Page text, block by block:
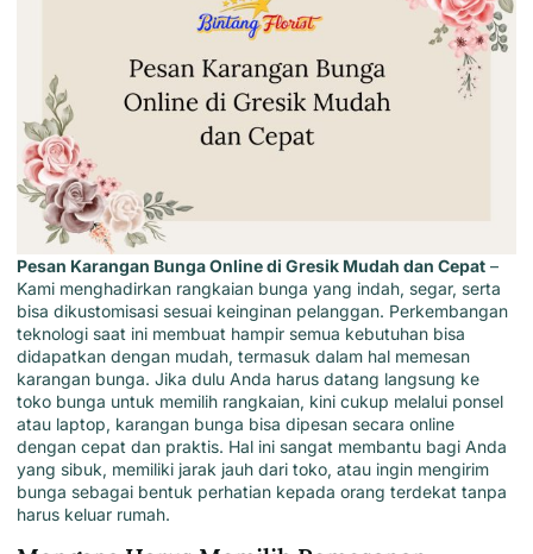
Pesan Karangan Bunga Online di Gresik Mudah dan Cepat –
Kami menghadirkan rangkaian bunga yang indah, segar, serta
bisa dikustomisasi sesuai keinginan pelanggan. Perkembangan
teknologi saat ini membuat hampir semua kebutuhan bisa
didapatkan dengan mudah, termasuk dalam hal memesan
karangan bunga. Jika dulu Anda harus datang langsung ke
toko bunga untuk memilih rangkaian, kini cukup melalui ponsel
atau laptop, karangan bunga bisa dipesan secara online
dengan cepat dan praktis. Hal ini sangat membantu bagi Anda
yang sibuk, memiliki jarak jauh dari toko, atau ingin mengirim
bunga sebagai bentuk perhatian kepada orang terdekat tanpa
harus keluar rumah.